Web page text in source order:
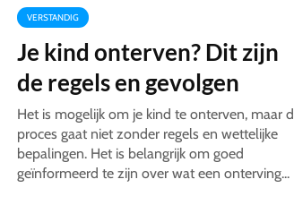
VERSTANDIG
Je kind onterven? Dit zijn
de regels en gevolgen
Het is mogelijk om je kind te onterven, maar
proces gaat niet zonder regels en wettelijke
bepalingen. Het is belangrijk om goed
geïnformeerd te zijn over wat een onterving...